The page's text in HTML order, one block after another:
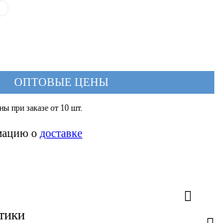
ОПТОВЫЕ ЦЕНЫ
при заказе от 10 шт.
о доставке